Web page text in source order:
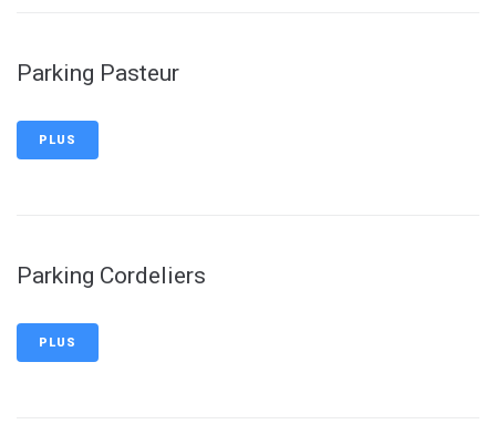
Parking Pasteur
PLUS
Parking Cordeliers
PLUS